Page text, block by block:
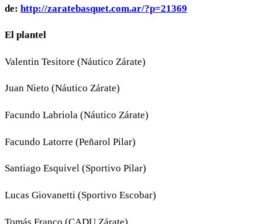
de: http://zaratebasquet.com.ar/?p=21369
El plantel
Valentin Tesitore (Náutico Zárate)
Juan Nieto (Náutico Zárate)
Facundo Labriola (Náutico Zárate)
Facundo Latorre (Peñarol Pilar)
Santiago Esquivel (Sportivo Pilar)
Lucas Giovanetti (Sportivo Escobar)
Tomás Franco (CADU Zárate)